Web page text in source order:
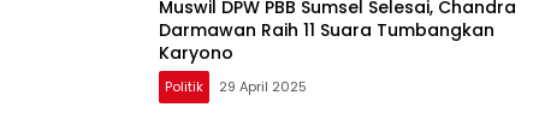
Muswil DPW PBB Sumsel Selesai, Chandra
Darmawan Raih 11 Suara Tumbangkan
Karyono
Politik 29 April 2025